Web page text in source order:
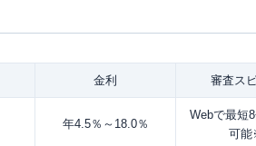
金利 審査ス
年4.5％～18.0％
Webで最短
可